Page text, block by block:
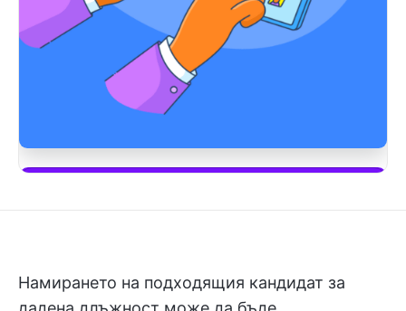
Намирането на подходящия кандидат за